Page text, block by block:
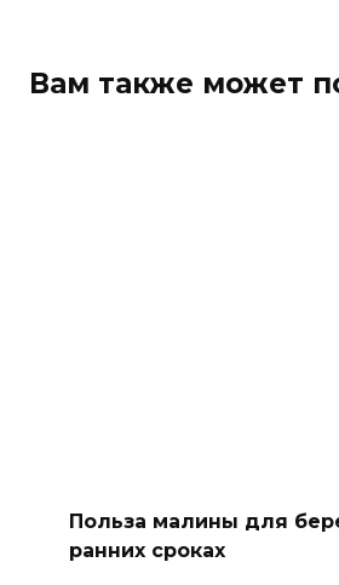
Вам также может
Польза малины для
ранних сроках